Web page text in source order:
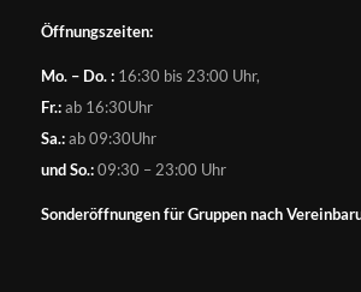
Öffnungszeiten:
Mo. – Do. :16:30 bis 23:00 Uhr,
Fr.:ab 16:30Uhr
Sa.:ab 09:30Uhr
und So.:09:30 – 23:00 Uhr
Sonderöffnungen für Gruppen nach